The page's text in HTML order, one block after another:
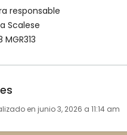
responsable
Scalese
MGR313
en junio 3, 2026 a 11:14 am